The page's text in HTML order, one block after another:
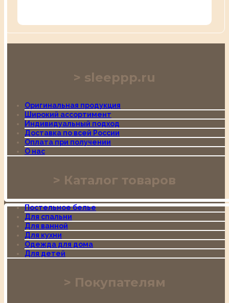
sleeppp.ru
Оригинальная продукция
Широкий ассортимент
Индивидуальный подход
Доставка по всей России
Оплата при получении
О нас
Каталог товаров
Постельное белье
Для спальни
Для ванной
Для кухни
Одежда для дома
Для детей
Покупателям